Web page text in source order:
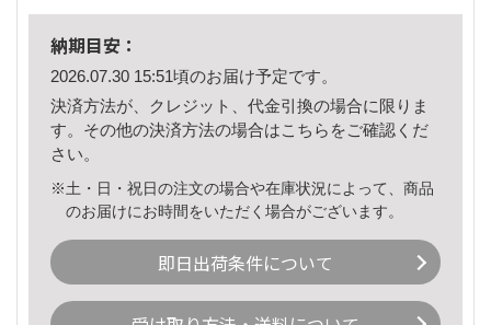
納期目安：
2026.07.30 15:51頃のお届け予定です。
決済方法が、クレジット、代金引換の場合に限りま
す。その他の決済方法の場合はこちら をご確認くだ
さい。
※土・日・祝日の注文の場合や在庫状況によって、商品
のお届けにお時間をいただく場合がございます。
即日出荷条件について